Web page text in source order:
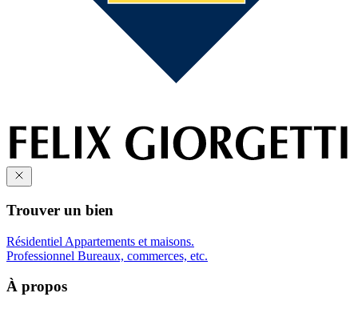
Trouver un bien
Résidentiel Appartements et maisons.
Professionnel Bureaux, commerces, etc.
À propos